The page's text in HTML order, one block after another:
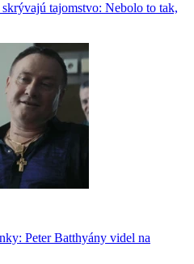
tajomstvo: Nebolo to tak,
Peter Batthyány videl na